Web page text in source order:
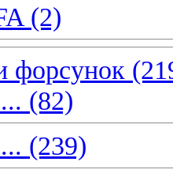
(2)
форсунок
(82)
(239)